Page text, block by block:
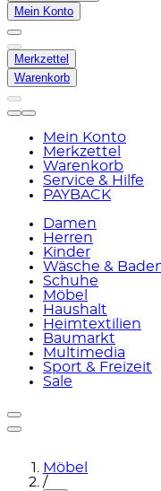
Mein Konto
Merkzettel
Warenkorb
Mein Konto
Merkzettel
Warenkorb
Service & Hilfe
PAYBACK
Damen
Herren
Kinder
Wäsche &
Schuhe
Möbel
Haushalt
Heimtextilien
Baumarkt
Multimedia
Sport & Freizeit
Sale
Möbel
/